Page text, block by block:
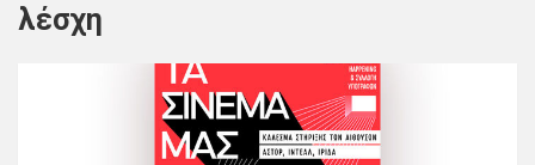
λέσχη